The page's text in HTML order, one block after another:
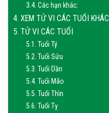
Các hạn khác:
XEM TỬ VI CÁC TUỔI KHÁC
TỬ VI CÁC TUỔI
Tuổi Tý
Tuổi Sửu
Tuổi Dần
Tuổi Mão
Tuổi Thìn
Tuổi Tỵ